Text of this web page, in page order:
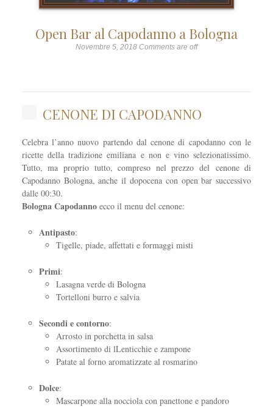
Open Bar al Capodanno a Bologna
Novembre 5, 2018 Comments are off
CENONE DI CAPODANNO
Celebra l’anno nuovo partendo dal cenone di capodanno con le
ricette della tradizione emiliana e non e vino selezionatissimo.
Tutto, ma proprio tutto, compreso nel prezzo del cenone di
Capodanno Bologna, anche il dopocena con open bar successivo
dalle 00:30.
Bologna Capodannoecco il menu del cenone:
Antipasto:
Tigelle, piade, affettati e formaggi misti
Primi:
Lasagna verde di Bologna
Tortelloni burro e salvia
Secondi e contorno:
Arrosto in porchetta in salsa
Assortimento di lLenticchie e zampone
Patate al forno aromatizzate al rosmarino
Dolce:
Mascarpone alla nocciola con panettone e pandoro